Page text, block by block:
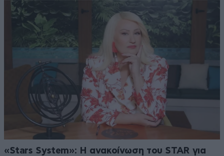
«Stars System»: Η ανακοίνωση του STAR για